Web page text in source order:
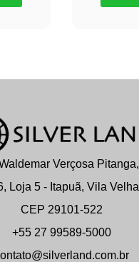
Verçosa Pitanga,
Loja 5 - Itapuã, Vila Velha
CEP 29101-522
+55 27 99589-5000